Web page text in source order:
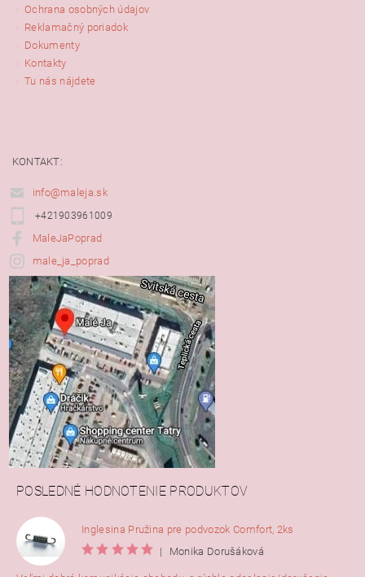
Ochrana osobných údajov
Reklamačný poriadok
Dokumenty
Kontakty
Tu nás nájdete
KONTAKT:
info@maleja.sk
+421903961009
MaleJaPoprad
male_ja_poprad
POSLEDNÉ HODNOTENIE PRODUKTOV
Inglesina Pružina pre podvozok Comfort, 2ks
|
Monika Dorušáková